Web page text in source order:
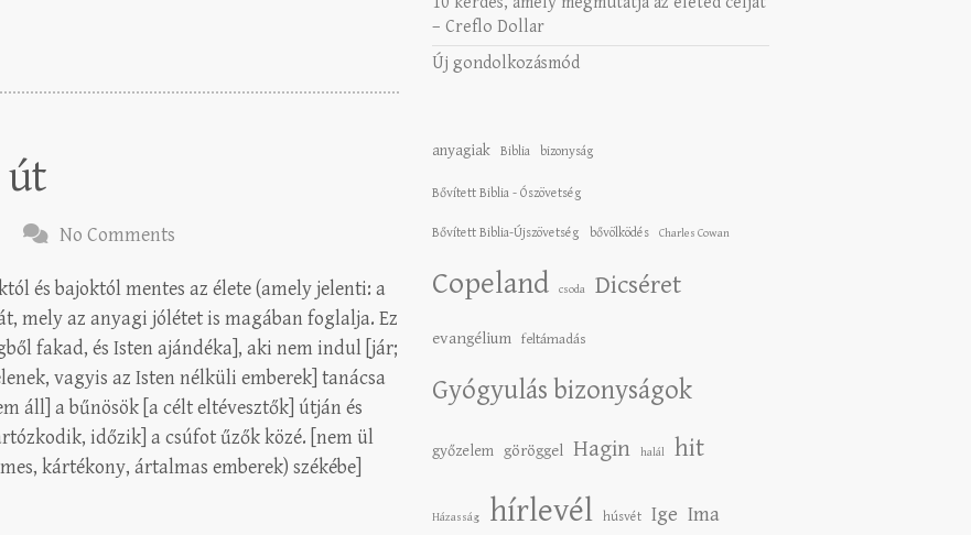
út
No Comments
és bajoktól mentes az élete (amely jelenti: a
mely az anyagi jólétet is magában foglalja. Ez
fakad, és Isten ajándéka], aki nem indul [jár;
vagyis az Isten nélküli emberek] tanácsa
áll] a bűnösök [a célt eltévesztők] útján és
időzik] a csúfot űzők közé. [nem ül
kártékony, ártalmas emberek) székébe]
– Creflo Dollar
Új gondolkozásmód
anyagiak Biblia bizonyság
Bővített Biblia - Ószövetség
Bővített Biblia-Újszövetség bővölködés Charles Cowan
Copeland csoda Dicséret
evangélium feltámadás
Gyógyulás bizonyságok
győzelem göröggel Hagin halál hit
Házasság hírlevél húsvét Ige Ima